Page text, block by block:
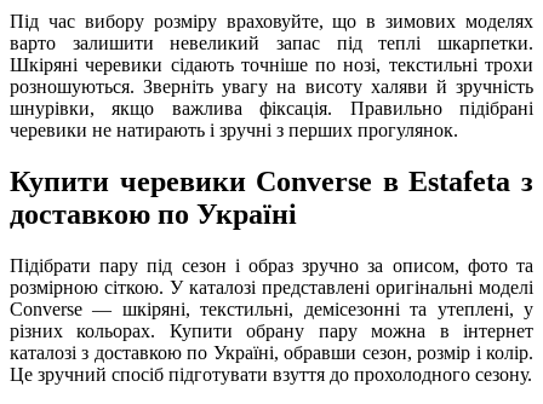
Під час вибору розміру враховуйте, що в зимових моделях
варто залишити невеликий запас під теплі шкарпетки.
Шкіряні черевики сідають точніше по нозі, текстильні трохи
розношуються. Зверніть увагу на висоту халяви й зручність
шнурівки, якщо важлива фіксація. Правильно підібрані
черевики не натирають і зручні з перших прогулянок.
Купити черевики Converse в Estafeta з
доставкою по Україні
Підібрати пару під сезон і образ зручно за описом, фото та
розмірною сіткою. У каталозі представлені оригінальні моделі
Converse — шкіряні, текстильні, демісезонні та утеплені, у
різних кольорах. Купити обрану пару можна в інтернет
каталозі з доставкою по Україні, обравши сезон, розмір і колір.
Це зручний спосіб підготувати взуття до прохолодного сезону.